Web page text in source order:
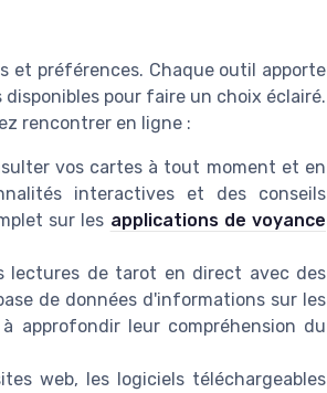
et préférences. Chaque outil apporte
pour faire un choix éclairé.
rencontrer en ligne :
vos cartes à tout moment et en
interactives et des conseils
sur les applications de voyance
lectures de tarot en direct avec des
de données d'informations sur les
approfondir leur compréhension du
web, les logiciels téléchargeables